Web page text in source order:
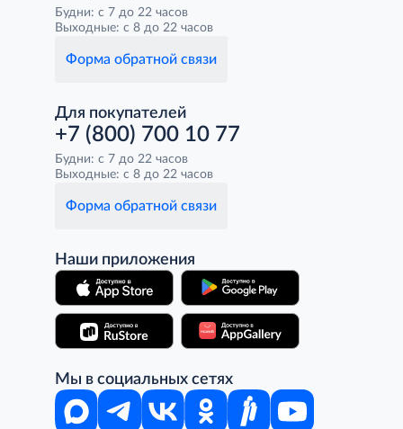
Будни: с 7 до 22 часов
Выходные: с 8 до 22 часов
Форма обратной связи
Для покупателей
+7 (800) 700 10 77
Будни: с 7 до 22 часов
Выходные: с 8 до 22 часов
Форма обратной связи
Наши приложения
Мы в социальных сетях